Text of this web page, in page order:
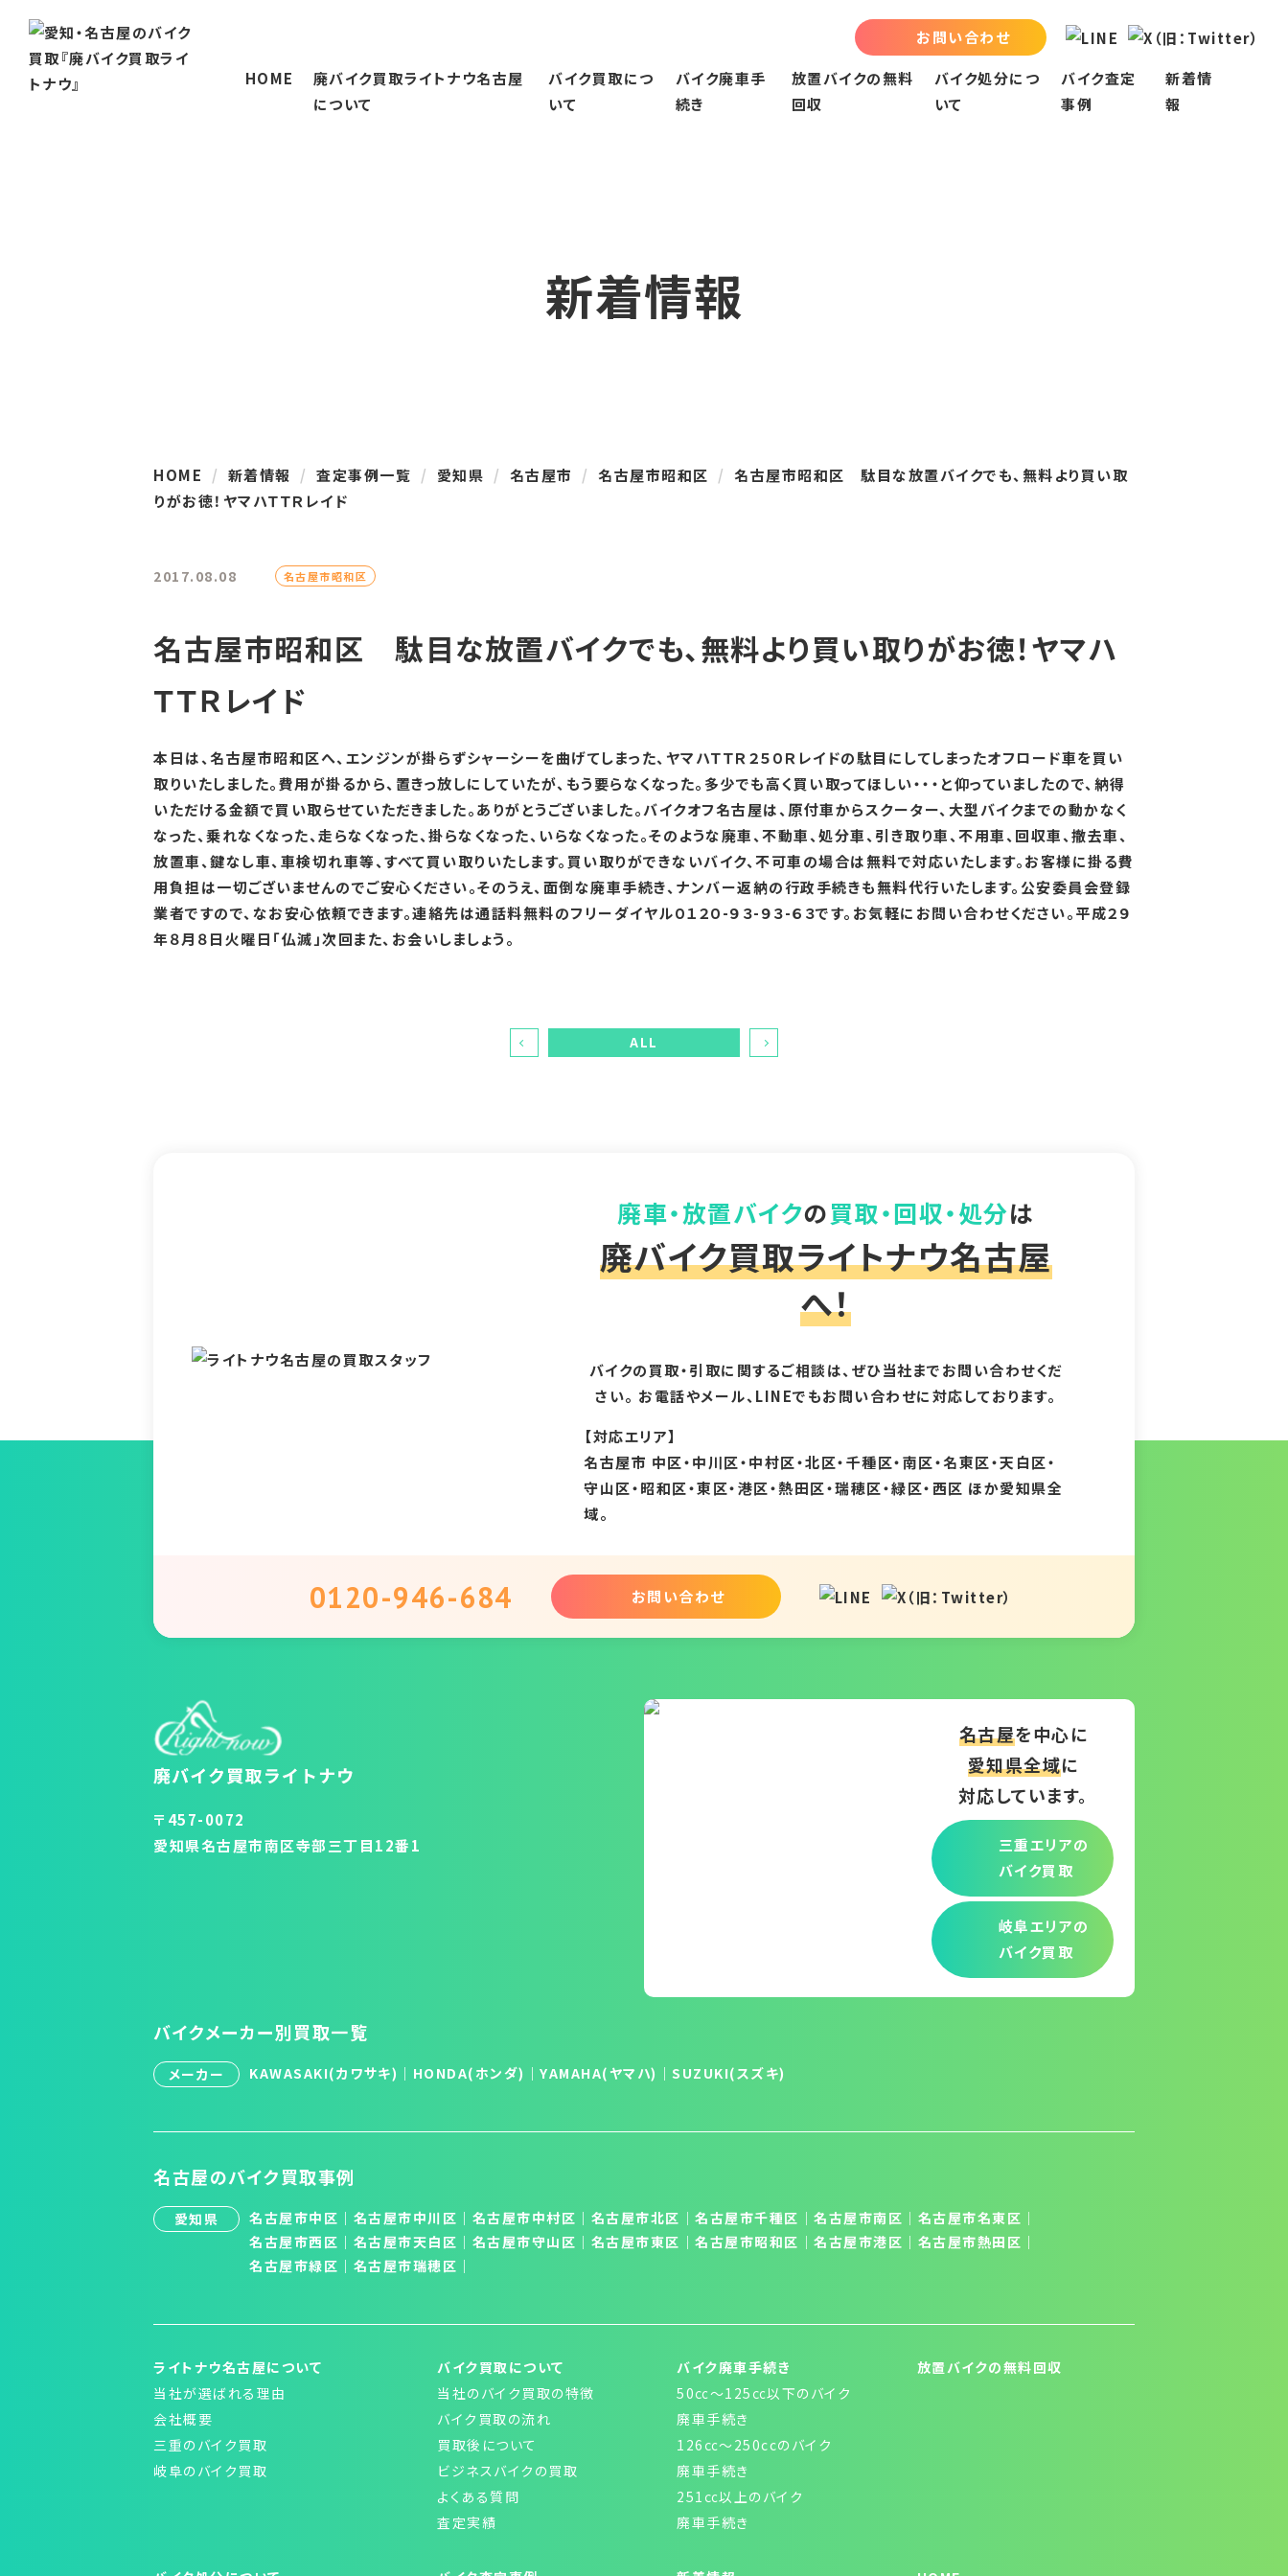
お問い合わせ
HOME
廃バイク買取ライトナウ名古屋
について
バイク買取につ
いて
よくある質問
査定実績
バイク廃車手
続き
放置バイクの無料
回収
バイク処分につ
いて
バイク査定
事例
名古屋市昭和区
三重県
新着情
報
新着情報
HOME 新着情報 査定事例一覧 愛知県 名古屋市 名古屋市昭和区
名古屋市昭和区 駄目な放置バイクでも、無料より買い取
りがお徳！ヤマハＴＴＲレイド
2017.08.08 名古屋市昭和区
名古屋市昭和区 駄目な放置バイクでも、無料より買い取りがお徳！ヤマハ
ＴＴＲレイド
本日は、名古屋市昭和区へ、エンジンが掛らずシャーシーを曲げてしまった、ヤマハＴＴＲ２５０Ｒレイドの駄目にしてしまったオフロード車を買い
取りいたしました。費用が掛るから、置きっ放しにしていたが、もう要らなくなった。多少でも高く買い取ってほしい・・・と仰っていましたので、納得
いただける金額で買い取らせていただきました。ありがとうございました。バイクオフ名古屋は、原付車からスクーター、大型バイクまでの動かなく
なった、乗れなくなった、走らなくなった、掛らなくなった、いらなくなった。そのような廃車、不動車、処分車、引き取り車、不用車、回収車、撤去車、
放置車、鍵なし車、車検切れ車等、すべて買い取りいたします。買い取りができないバイク、不可車の場合は無料で対応いたします。お客様に掛る費
用負担は一切ございませんのでご安心ください。そのうえ、面倒な廃車手続き、ナンバー返納の行政手続きも無料代行いたします。公安委員会登録
業者ですので、なお安心依頼できます。連絡先は通話料無料のフリーダイヤル０１２０-９３-９３-６３です。お気軽にお問い合わせください。平成２９
年８月８日火曜日「仏滅」次回また、お会いしましょう。
ALL
廃車・放置バイクの買取・回収・処分は
廃バイク買取ライトナウ名古屋
へ！
バイクの買取・引取に関するご相談は、ぜひ当社までお問い合わせくだ
さい。 お電話やメール、LINEでもお問い合わせに対応しております。
【対応エリア】
名古屋市 中区・中川区・中村区・北区・千種区・南区・名東区・天白区・
守山区・昭和区・東区・港区・熱田区・瑞穂区・緑区・西区 ほか愛知県全
域。
0120-946-684 お問い合わせ
〒457-0072
愛知県名古屋市南区寺部三丁目12番1
名古屋を中心に
愛知県全域に
対応しています。
三重エリアの
バイク買取
岐阜エリアの
バイク買取
バイクメーカー別買取一覧
メーカー KAWASAKI(カワサキ) ｜ HONDA(ホンダ) ｜ YAMAHA(ヤマハ) ｜ SUZUKI(スズキ)
名古屋のバイク買取事例
愛知県 名古屋市中区 ｜ 名古屋市中川区 ｜ 名古屋市中村区 ｜ 名古屋市北区 │ 名古屋市千種区 │ 名古屋市南区 │ 名古屋市名東区 │
名古屋市西区 ｜ 名古屋市天白区 │ 名古屋市守山区 │ 名古屋市東区 ｜ 名古屋市昭和区 │ 名古屋市港区 ｜ 名古屋市熱田区 ｜
名古屋市緑区 ｜ 名古屋市瑞穂区 ｜
ライトナウ名古屋について
当社が選ばれる理由
会社概要
三重のバイク買取
岐阜のバイク買取
バイク買取について
当社のバイク買取の特徴
バイク買取の流れ
買取後について
ビジネスバイクの買取
よくある質問
査定実績
バイク廃車手続き
50㏄～125㏄以下のバイク
廃車手続き
126㏄～250ccのバイク
廃車手続き
251㏄以上のバイク
廃車手続き
放置バイクの無料回収